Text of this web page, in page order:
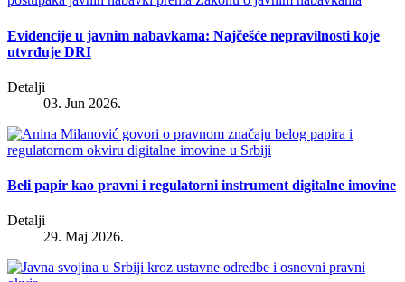
Evidencije u javnim nabavkama: Najčešće nepravilnosti koje
utvrđuje DRI
Detalji
03. Jun 2026.
Beli papir kao pravni i regulatorni instrument digitalne imovine
Detalji
29. Maj 2026.